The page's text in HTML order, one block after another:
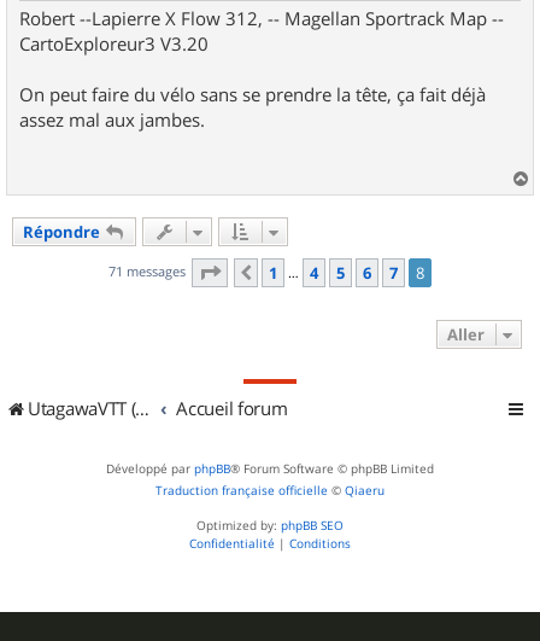
Robert --Lapierre X Flow 312, -- Magellan Sportrack Map --
CartoExploreur3 V3.20
On peut faire du vélo sans se prendre la tête, ça fait déjà
assez mal aux jambes.
a
Répondre
71 messages Page 8sur 8
Précédent
1 … 4 5 6 7 8
Aller
UtagawaVTT (Randos VTT et VTTAE avec traces GPS) Accueil forum
Développé par phpBB® Forum Software © phpBB Limited
Traduction française officielle © Qiaeru
Optimized by: phpBB SEO
Confidentialité | Conditions